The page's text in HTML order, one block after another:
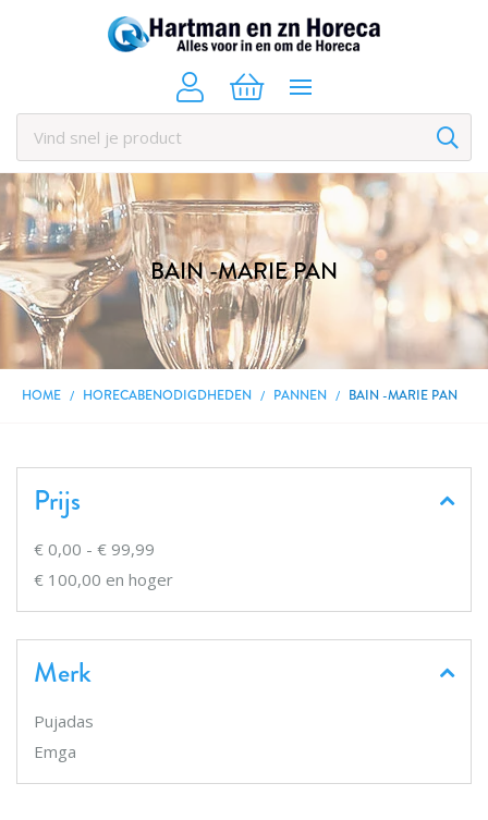
BAIN -MARIE PAN
HOME HORECABENODIGDHEDEN PANNEN BAIN -MARIE PAN
Prijs
€ 0,00 - € 99,99
€ 100,00 en hoger
Merk
Pujadas
Emga